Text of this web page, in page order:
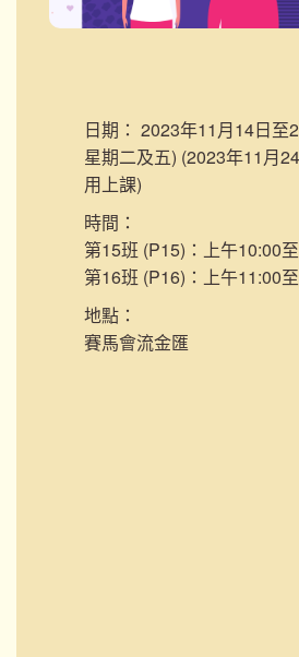
日期： 2023年11月14日至
星期二及五) (2023年11月
用上課)
時間：
第15班 (P15)：上午10:00
第16班 (P16)：上午11:00
地點：
賽馬會流金匯